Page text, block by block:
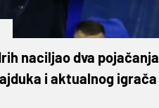
naciljao dva pojačanja
i aktualnog igrača